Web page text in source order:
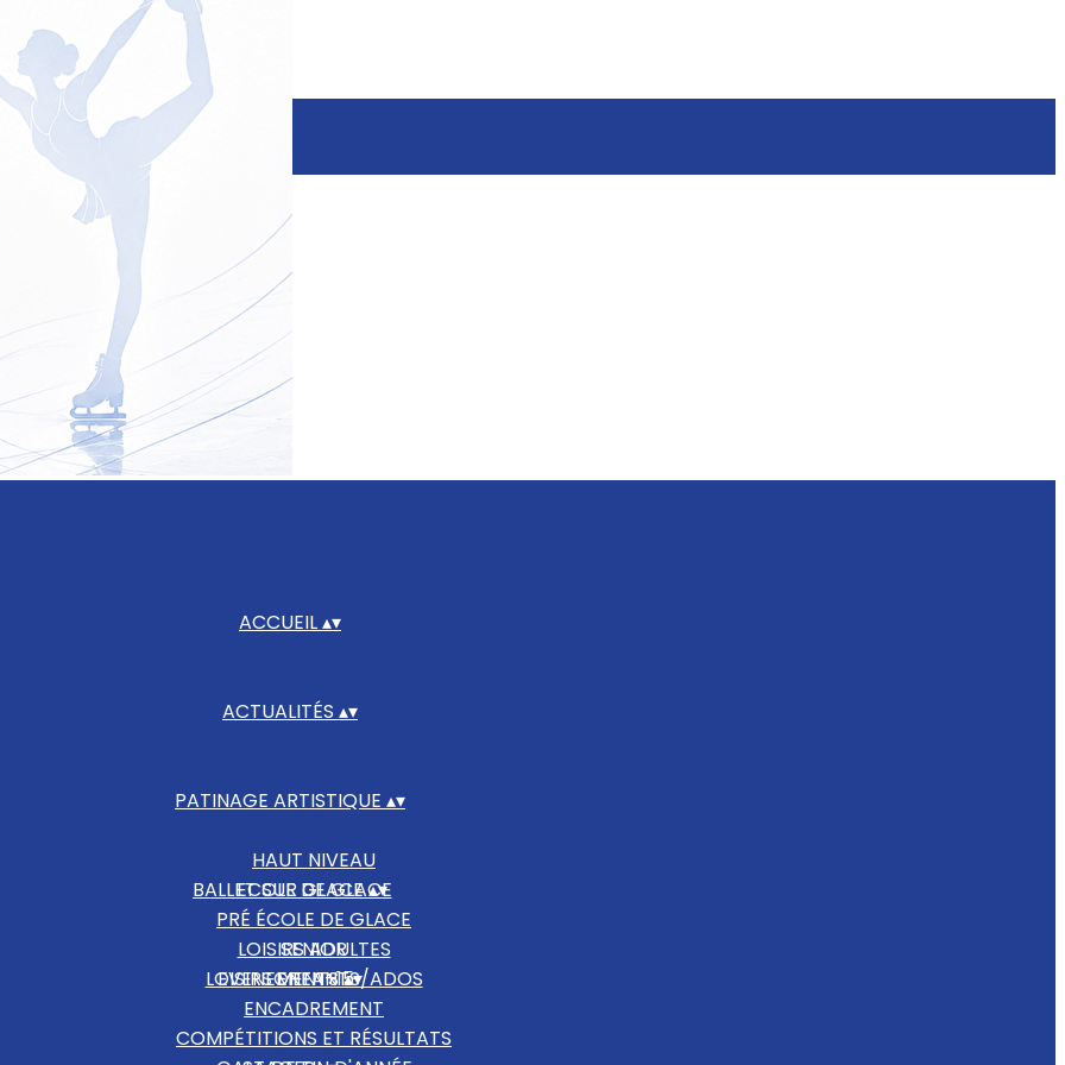
ACCUEIL▴▾
ACTUALITÉS ▴▾
PATINAGE ARTISTIQUE ▴▾
HAUT NIVEAU
ECOLE DE GLACE
PRÉ ÉCOLE DE GLACE
LOISIRS ADULTES
LOISIRS ENFANTS/ADOS
ENCADREMENT
BALLET SUR GLACE▴▾
SENIOR
OPEN+15
EVENEMENTS▴▾
COMPÉTITIONS ET RÉSULTATS